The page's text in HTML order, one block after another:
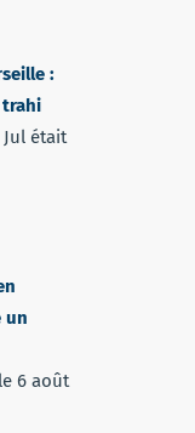
:
trahi
était
un
6 août